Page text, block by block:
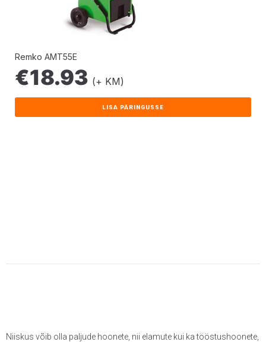
Remko AMT55E
€18.93 (+ KM)
LISA PÄRINGUSSE
Niiskus võib olla paljude hoonete, nii elamute kui ka tööstushoonete,